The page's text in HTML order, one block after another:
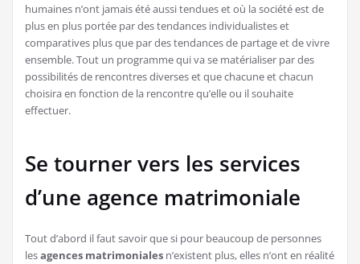
humaines n’ont jamais été aussi tendues et où la société est de
plus en plus portée par des tendances individualistes et
comparatives plus que par des tendances de partage et de vivre
ensemble. Tout un programme qui va se matérialiser par des
possibilités de rencontres diverses et que chacune et chacun
choisira en fonction de la rencontre qu’elle ou il souhaite
effectuer.
Se tourner vers les services
d’une agence matrimoniale
Tout d’abord il faut savoir que si pour beaucoup de personnes
lesagences matrimoniales n’existent plus, elles n’ont en réalité